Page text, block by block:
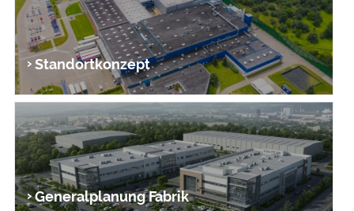
Standort­konzept
Generalplanung Fabrik